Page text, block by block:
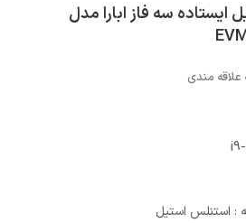
استيل ایستاده سه فاز ابارا مدل
علاقه مندی
: استنلس استیل